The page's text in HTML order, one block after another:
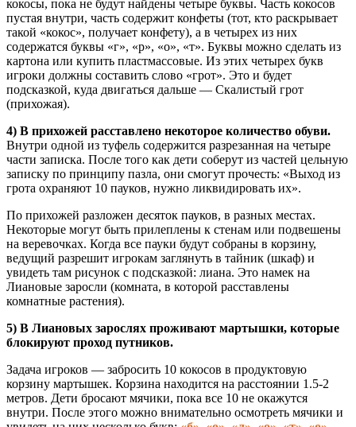
кокосы, пока не будут найдены четыре буквы. Часть кокосов
пустая внутри, часть содержит конфеты (тот, кто раскрывает
такой «кокос», получает конфету), а в четырех из них
содержатся буквы «г», «р», «о», «т». Буквы можно сделать из
картона или купить пластмассовые. Из этих четырех букв
игроки должны составить слово «грот». Это и будет
подсказкой, куда двигаться дальше — Скалистый грот
(прихожая).
4) В прихожей расставлено некоторое количество обуви.
Внутри одной из туфель содержится разрезанная на четыре
части записка. После того как дети соберут из частей цельную
записку по принципу пазла, они смогут прочесть: «Выход из
грота охраняют 10 пауков, нужно ликвидировать их».
По прихожей разложен десяток пауков, в разных местах.
Некоторые могут быть прилеплены к стенам или подвешены
на веревочках. Когда все пауки будут собраны в корзину,
ведущий разрешит игрокам заглянуть в тайник (шкаф) и
увидеть там рисунок с подсказкой: лиана. Это намек на
Лиановые заросли (комната, в которой расставлены
комнатные растения).
5) В Лиановых зарослях проживают мартышки, которые
блокируют проход путников.
Задача игроков — забросить 10 кокосов в продуктовую
корзину мартышек. Корзина находится на расстоянии 1.5-2
метров. Дети бросают мячики, пока все 10 не окажутся
внутри. После этого можно внимательно осмотреть мячики и